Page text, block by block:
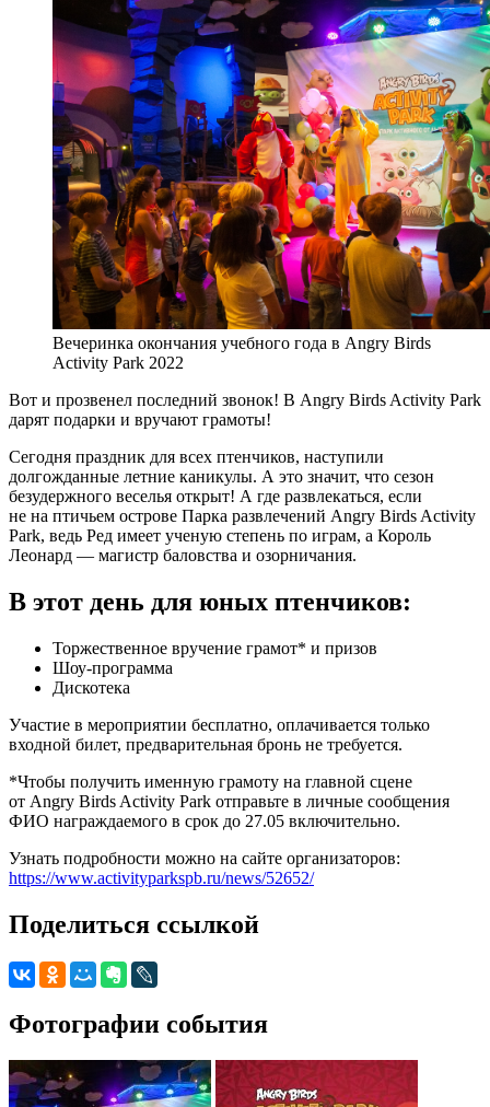
Вечеринка окончания учебного года в Angry Birds
Activity Park 2022
Вот и прозвенел последний звонок! В Angry Birds Activity Park
дарят подарки и вручают грамоты!
Сегодня праздник для всех птенчиков, наступили
долгожданные летние каникулы. А это значит, что сезон
безудержного веселья открыт! А где развлекаться, если
не на птичьем острове Парка развлечений Angry Birds Activity
Park, ведь Ред имеет ученую степень по играм, а Король
Леонард — магистр баловства и озорничания.
В этот день для юных птенчиков:
Торжественное вручение грамот* и призов
Шоу-программа
Дискотека
Участие в мероприятии бесплатно, оплачивается только
входной билет, предварительная бронь не требуется.
*Чтобы получить именную грамоту на главной сцене
от Angry Birds Activity Park отправьте в личные сообщения
ФИО награждаемого в срок до 27.05 включительно.
Узнать подробности можно на сайте организаторов:
https://www.activityparkspb.ru/news/52652/
Поделиться ссылкой
Фотографии события